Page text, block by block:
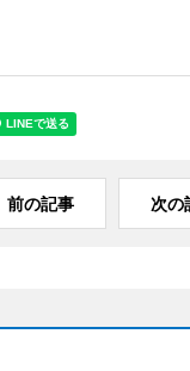
前の記事 次の